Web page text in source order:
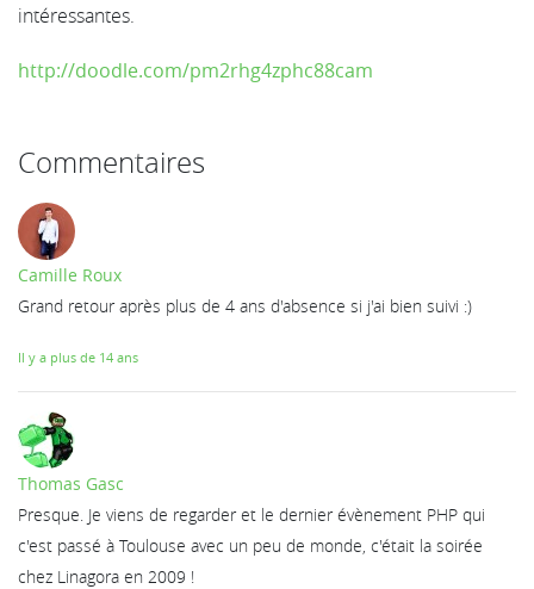
intéressantes.
http://doodle.com/pm2rhg4zphc88cam
Commentaires
Camille Roux
Grand retour après plus de 4 ans d'absence si j'ai bien suivi :)
Il y a plus de 14 ans
Thomas Gasc
Presque. Je viens de regarder et le dernier évènement PHP qui
c'est passé à Toulouse avec un peu de monde, c'était la soirée
chez Linagora en 2009 !